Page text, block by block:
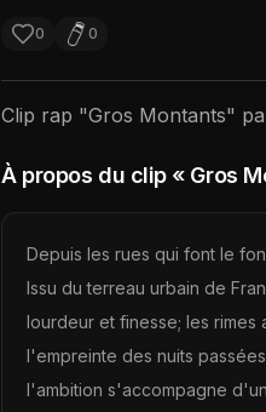
0 0
Clip rap "Gros Montants"
À propos du clip« Gros
Depuis les rues qui font le
Issu du terreau urbain de
lourdeur et finesse; les rimes
l'empreinte des nuits
l'ambition s'accompagne